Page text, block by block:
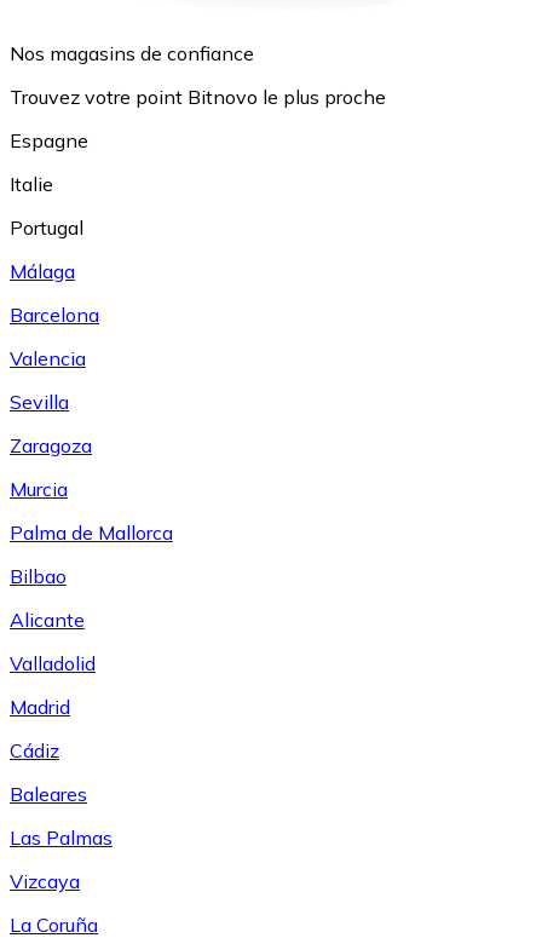
Nos magasins de confiance
Trouvez votre point Bitnovo le plus proche
Espagne
Italie
Portugal
Málaga
Barcelona
Valencia
Sevilla
Zaragoza
Murcia
Palma de Mallorca
Bilbao
Alicante
Valladolid
Madrid
Cádiz
Baleares
Las Palmas
Vizcaya
La Coruña